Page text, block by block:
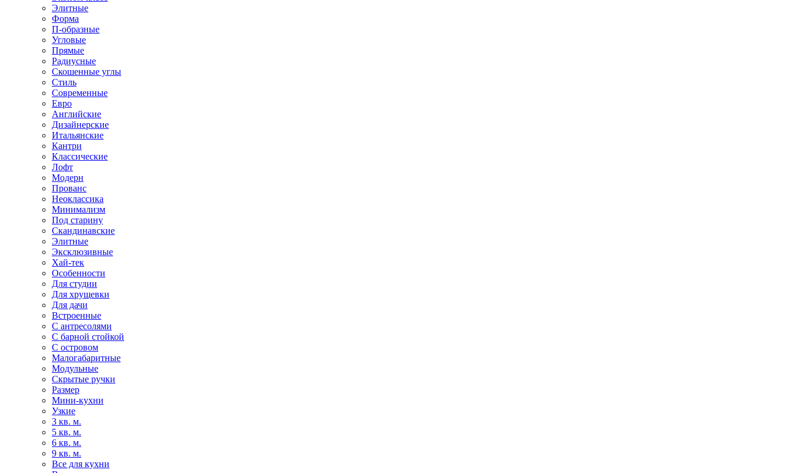
Элитные
Форма
П-образные
Угловые
Прямые
Радиусные
Скошенные углы
Стиль
Современные
Евро
Английские
Дизайнерские
Итальянские
Кантри
Классические
Лофт
Модерн
Прованс
Неоклассика
Минимализм
Под старину
Скандинавские
Элитные
Эксклюзивные
Хай-тек
Особенности
Для студии
Для хрущевки
Для дачи
Встроенные
С антресолями
С барной стойкой
С островом
Малогабаритные
Модульные
Скрытые ручки
Размер
Мини-кухни
Узкие
3 кв. м.
5 кв. м.
6 кв. м.
9 кв. м.
Все для кухни